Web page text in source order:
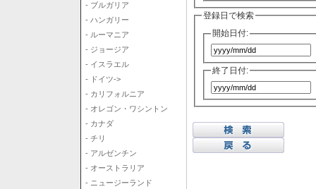
- ブルガリア
- ハンガリー
- ルーマニア
- ジョージア
- イスラエル
- ドイツ->
- カリフォルニア
- オレゴン・ワシントン
- カナダ
- チリ
- アルゼンチン
- オーストラリア
- ニュージーランド
登録日で検索
開始日付:
終了日付: